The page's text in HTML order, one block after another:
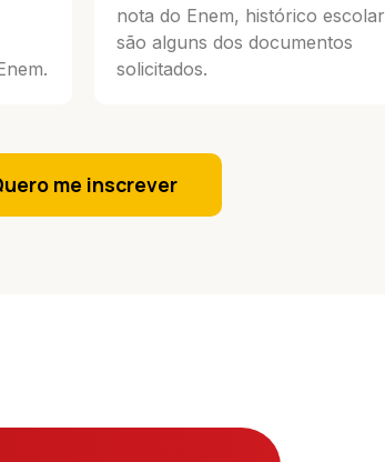
nota do Enem, histórico escolar
são alguns dos documentos
solicitados.
me inscrever